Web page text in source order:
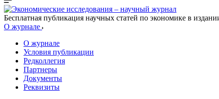
Бесплатная публикация научных статей по экономике в
О журнале
О журнале
Условия публикации
Редколлегия
Партнеры
Документы
Реквизиты